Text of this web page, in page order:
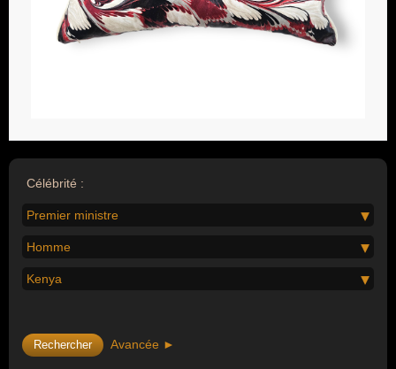
Célébrité :
Premier ministre
Homme
Kenya
Avancée ►